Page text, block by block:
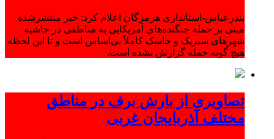
بندرعباس-استانداری هرمزگان اعلام کرد: خبر منتشرشده
مبنی بر حمله جنگنده‌های آمریکایی به مناطقی در حاشیه
شهرهای سیریک و جاسک کاملاً بی‌اساس است و تا این لحظه
هیچ گونه حمله گزارش نشده است.
تصاویری از بارش برف در مناطق
مختلف آذربایجان غربی